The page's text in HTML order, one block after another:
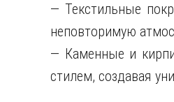
— Текстильные
неповторимую
— Каменные и
стилем, создавая